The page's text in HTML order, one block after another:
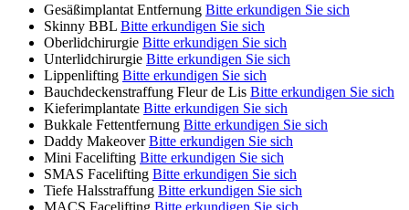
Gesäßimplantat Entfernung Bitte erkundigen Sie sich
Skinny BBL Bitte erkundigen Sie sich
Oberlidchirurgie Bitte erkundigen Sie sich
Unterlidchirurgie Bitte erkundigen Sie sich
Lippenlifting Bitte erkundigen Sie sich
Bauchdeckenstraffung Fleur de Lis Bitte erkundigen Sie sich
Kieferimplantate Bitte erkundigen Sie sich
Bukkale Fettentfernung Bitte erkundigen Sie sich
Daddy Makeover Bitte erkundigen Sie sich
Mini Facelifting Bitte erkundigen Sie sich
SMAS Facelifting Bitte erkundigen Sie sich
Tiefe Halsstraffung Bitte erkundigen Sie sich
MACS Facelifting Bitte erkundigen Sie sich